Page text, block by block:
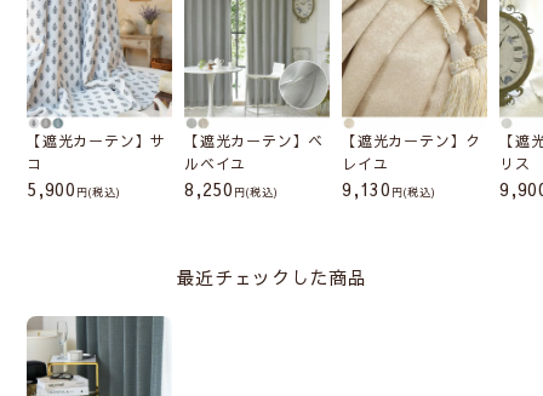
【遮光カーテン】サ
コ
5,900 (税込)
【遮光カーテン】ベ
ルベイユ
8,250 (税込)
【遮光カーテン】ク
レイユ
9,130 (税込)
【遮
リス
最近チェックした商品